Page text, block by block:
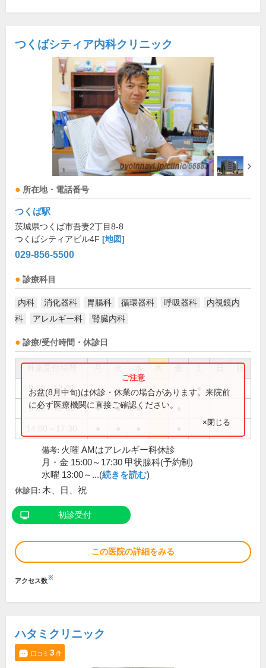
つくばシティア内科クリニック
所在地・電話番号
つくば駅
茨城県つくば市吾妻2丁目8-8
つくばシティアビル4F [地図]
029-856-5500
診療科目
内科 消化器科 胃腸科 循環器科 呼吸器科
内視鏡内
科
アレルギー科 腎臓内科
診療/受付時間・休診日
祝
9:30～12:00
9:30～12:30 ● ● ●
お盆(8月中旬)は休診・休業の場合があります。来院前
に必ず医療機関に直接ご確認ください。
×閉じる
備考: 火曜 AMはアレルギー科休診
月・金 15:00～17:30 甲状腺科(予約制)
水曜 13:00～...(続きを読む)
休診日: 木、日、祝
初診受付
この医院の詳細をみる
アクセス数※
ハタミクリニック
口コミ 3件